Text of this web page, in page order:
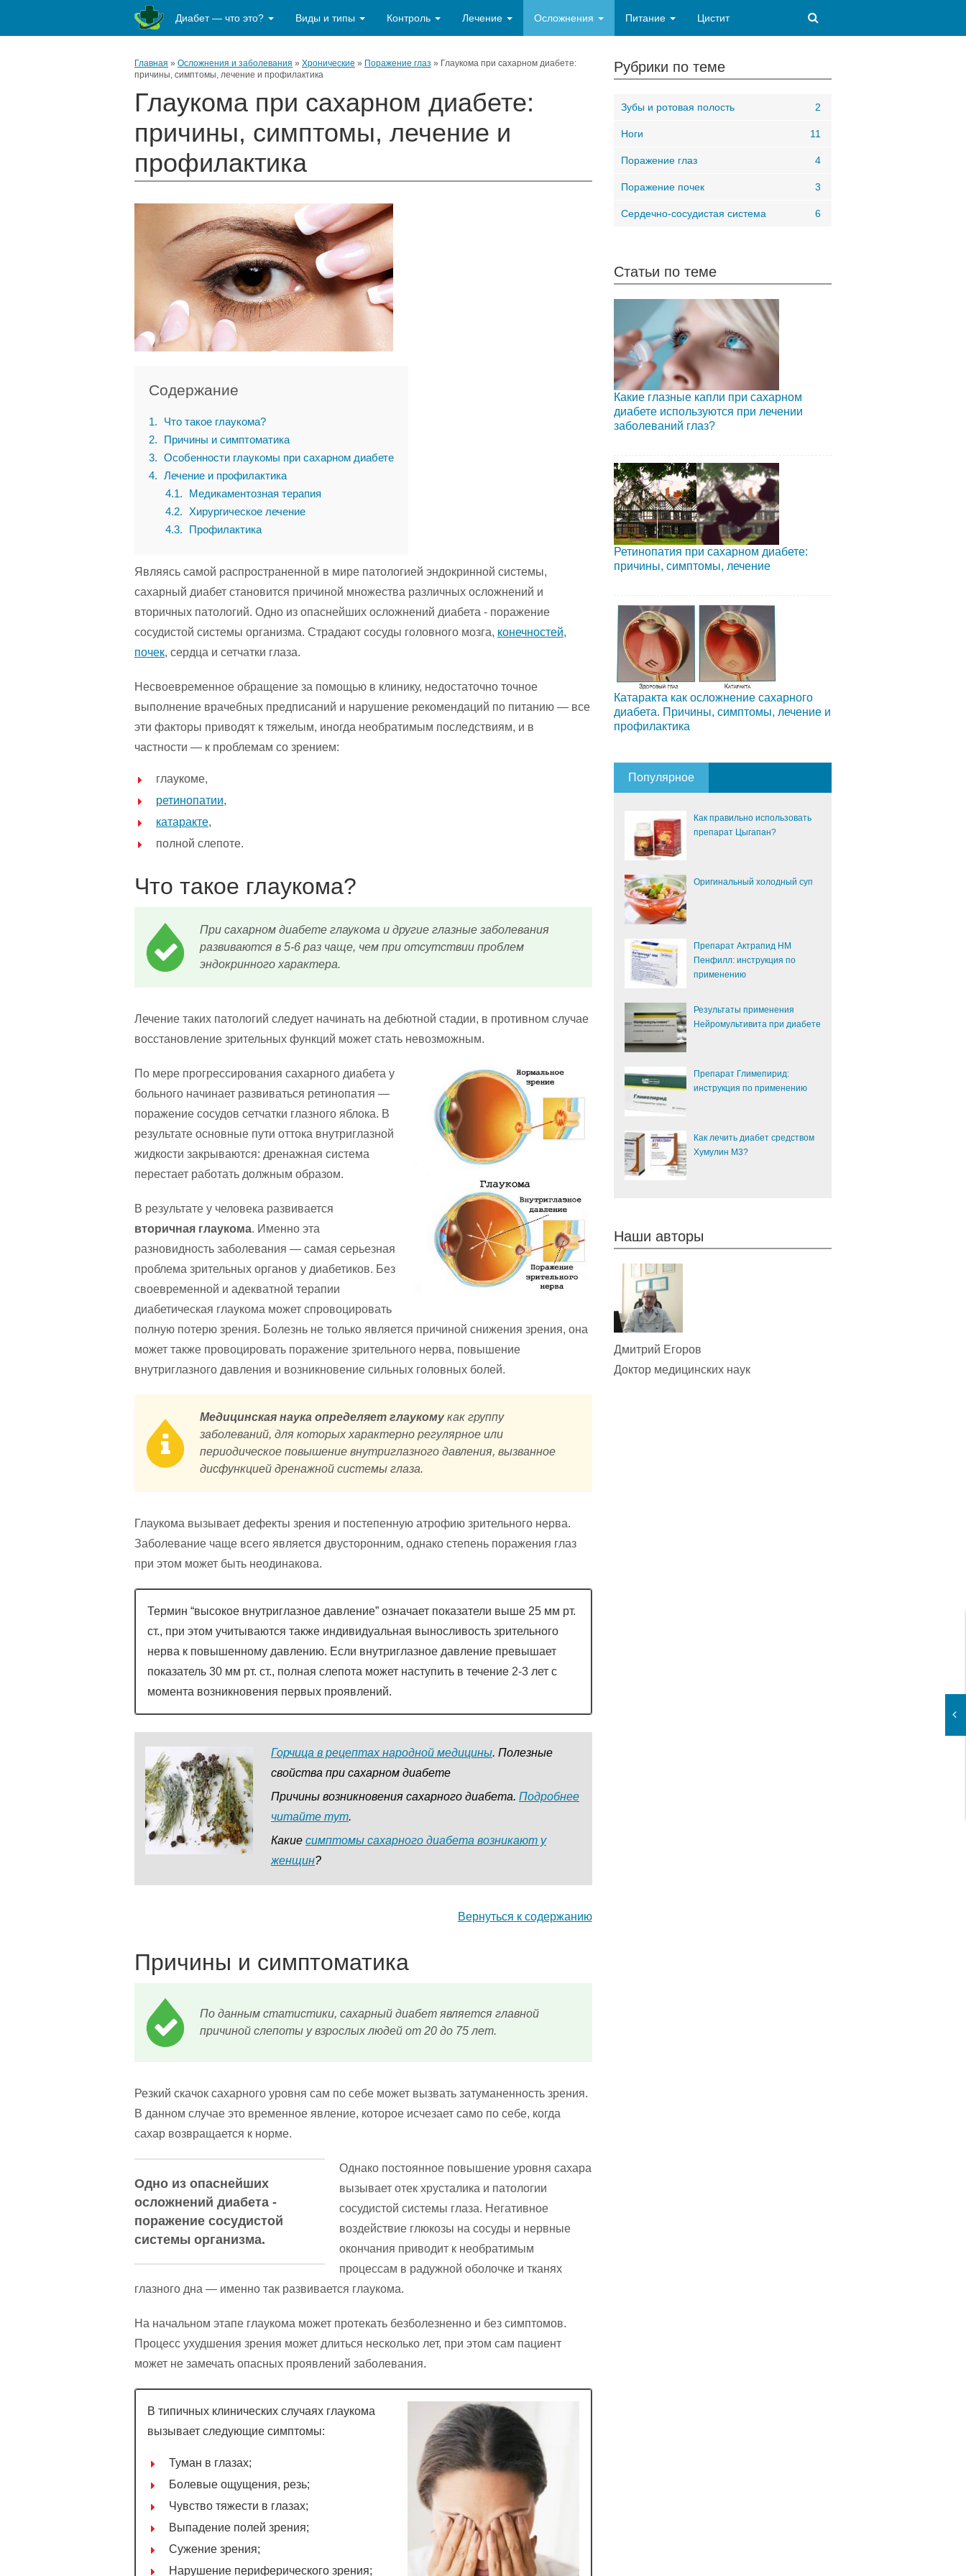
Диабет — что это? Виды и типы Контроль Лечение Осложнения Питание Цистит
Главная » Осложнения и заболевания » Хронические » Поражение глаз » Глаукома при сахарном диабете:
причины, симптомы, лечение и профилактика
Глаукома при сахарном диабете:
причины, симптомы, лечение и
профилактика
Содержание
1
Что такое глаукома?
2
Причины и симптоматика
3
Особенности глаукомы при сахарном диабете
4
Лечение и профилактика
4.1
Медикаментозная терапия
4.2
Хирургическое лечение
4.3
Профилактика
Являясь самой распространенной в мире патологией эндокринной системы,
сахарный диабет становится причиной множества различных осложнений и
вторичных патологий. Одно из опаснейших осложнений диабета - поражение
сосудистой системы организма. Страдают сосуды головного мозга, конечностей,
почек, сердца и сетчатки глаза.
Несвоевременное обращение за помощью в клинику, недостаточно точное
выполнение врачебных предписаний и нарушение рекомендаций по питанию — все
эти факторы приводят к тяжелым, иногда необратимым последствиям, и в
частности — к проблемам со зрением:
глаукоме,
ретинопатии,
катаракте,
полной слепоте.
Что такое глаукома?
При сахарном диабете глаукома и другие глазные заболевания
развиваются в 5-6 раз чаще, чем при отсутствии проблем
эндокринного характера.
Лечение таких патологий следует начинать на дебютной стадии, в противном случае
восстановление зрительных функций может стать невозможным.
По мере прогрессирования сахарного диабета у
больного начинает развиваться ретинопатия —
поражение сосудов сетчатки глазного яблока. В
результате основные пути оттока внутриглазной
жидкости закрываются: дренажная система
перестает работать должным образом.
В результате у человека развивается
вторичная глаукома. Именно эта
разновидность заболевания — самая серьезная
проблема зрительных органов у диабетиков. Без
своевременной и адекватной терапии
диабетическая глаукома может спровоцировать
полную потерю зрения. Болезнь не только является причиной снижения зрения, она
может также провоцировать поражение зрительного нерва, повышение
внутриглазного давления и возникновение сильных головных болей.
Медицинская наука определяет глаукомукак группу
заболеваний, для которых характерно регулярное или
периодическое повышение внутриглазного давления, вызванное
дисфункцией дренажной системы глаза.
Глаукома вызывает дефекты зрения и постепенную атрофию зрительного нерва.
Заболевание чаще всего является двусторонним, однако степень поражения глаз
при этом может быть неодинакова.
Термин “высокое внутриглазное давление” означает показатели выше 25 мм рт.
ст., при этом учитываются также индивидуальная выносливость зрительного
нерва к повышенному давлению. Если внутриглазное давление превышает
показатель 30 мм рт. ст., полная слепота может наступить в течение 2-3 лет с
момента возникновения первых проявлений.
Горчица в рецептах народной медицины. Полезные
свойства при сахарном диабете
Причины возникновения сахарного диабета. Подробнее
читайте тут.
Какие симптомы сахарного диабета возникают у
женщин?
Вернуться к содержанию
Причины и симптоматика
По данным статистики, сахарный диабет является главной
причиной слепоты у взрослых людей от 20 до 75 лет.
Резкий скачок сахарного уровня сам по себе может вызвать затуманенность зрения.
В данном случае это временное явление, которое исчезает само по себе, когда
сахар возвращается к норме.
Одно из опаснейших
осложнений диабета -
поражение сосудистой
системы организма.
Однако постоянное повышение уровня сахара
вызывает отек хрусталика и патологии
сосудистой системы глаза. Негативное
воздействие глюкозы на сосуды и нервные
окончания приводит к необратимым
процессам в радужной оболочке и тканях
глазного дна — именно так развивается глаукома.
На начальном этапе глаукома может протекать безболезненно и без симптомов.
Процесс ухудшения зрения может длиться несколько лет, при этом сам пациент
может не замечать опасных проявлений заболевания.
В типичных клинических случаях глаукома
вызывает следующие симптомы:
Туман в глазах;
Болевые ощущения, резь;
Чувство тяжести в глазах;
Выпадение полей зрения;
Сужение зрения;
Нарушение периферического зрения;
Рубрики по теме
Зубы и ротовая полость 2
Ноги 11
Поражение глаз 4
Поражение почек 3
Сердечно-сосудистая система 6
Статьи по теме
Какие глазные капли при сахарном
диабете используются при лечении
заболеваний глаз?
Ретинопатия при сахарном диабете:
причины, симптомы, лечение
Катаракта как осложнение сахарного
диабета. Причины, симптомы, лечение и
профилактика
Популярное
Как правильно использовать
препарат Цыгапан?
Оригинальный холодный суп
Препарат Актрапид НМ
Пенфилл: инструкция по
применению
Результаты применения
Нейромультивита при диабете
Препарат Глимепирид:
инструкция по применению
Как лечить диабет средством
Хумулин М3?
Наши авторы
Дмитрий Егоров
Доктор медицинских наук